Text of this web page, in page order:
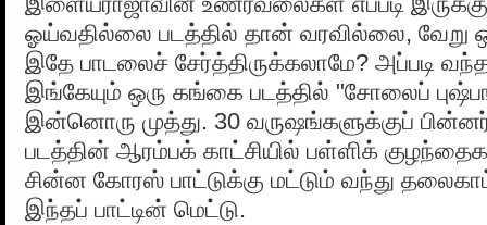
ஓய்வதில்லை படத்தில் தான் வரவில்லை, வேறு
இதே பாடலைச் சேர்த்திருக்கலாமே? அப்படி
இங்கேயும் ஒரு கங்கை படத்தில் "சோலைப்
இன்னொரு முத்து. 30 வருஷங்களுக்குப்
படத்தின் ஆரம்பக் காட்சியில் பள்ளிக்
சின்ன கோரஸ் பாட்டுக்கு மட்டும் வந்து
இந்தப் பாட்டின் மெட்டு.